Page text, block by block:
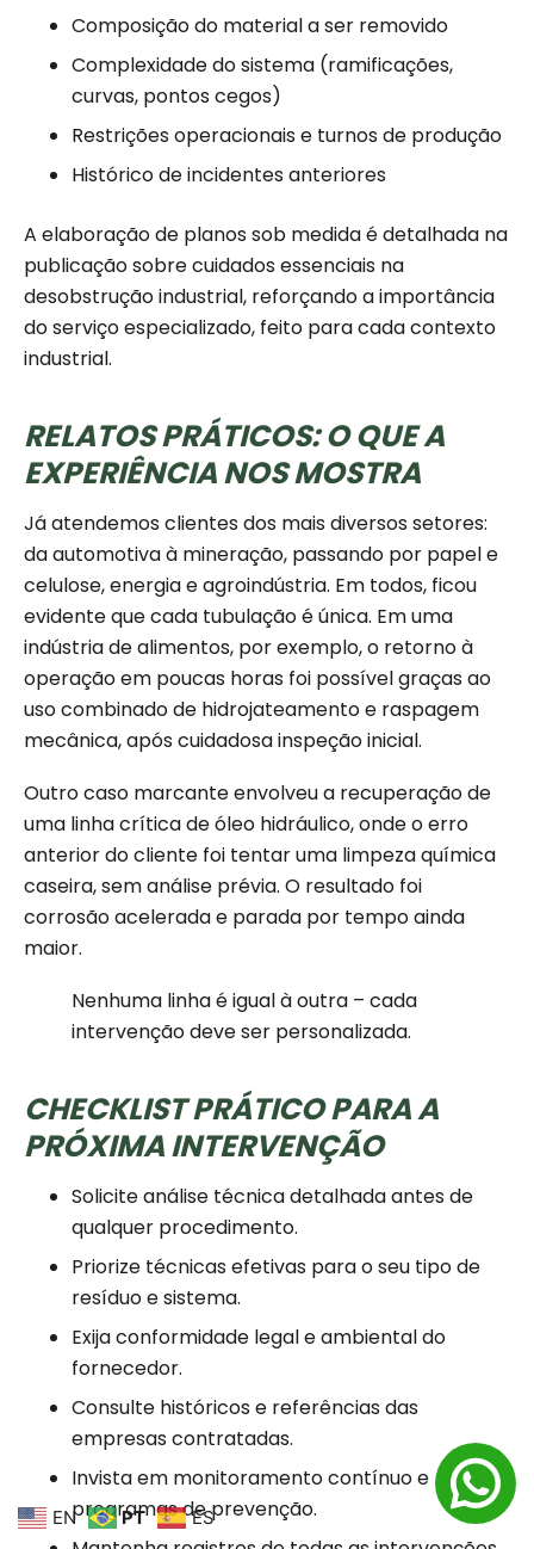
Composição do material a ser removido
Complexidade do sistema (ramificações,
curvas, pontos cegos)
Restrições operacionais e turnos de produção
Histórico de incidentes anteriores
A elaboração de planos sob medida é detalhada na
publicação sobre cuidados essenciais na
desobstrução industrial, reforçando a importância
do serviço especializado, feito para cada contexto
industrial.
RELATOS PRÁTICOS: O QUE A
EXPERIÊNCIA NOS MOSTRA
Já atendemos clientes dos mais diversos setores:
da automotiva à mineração, passando por papel e
celulose, energia e agroindústria. Em todos, ficou
evidente que cada tubulação é única. Em uma
indústria de alimentos, por exemplo, o retorno à
operação em poucas horas foi possível graças ao
uso combinado de hidrojateamento e raspagem
mecânica, após cuidadosa inspeção inicial.
Outro caso marcante envolveu a recuperação de
uma linha crítica de óleo hidráulico, onde o erro
anterior do cliente foi tentar uma limpeza química
caseira, sem análise prévia. O resultado foi
corrosão acelerada e parada por tempo ainda
maior.
Nenhuma linha é igual à outra – cada
intervenção deve ser personalizada.
CHECKLIST PRÁTICO PARA A
PRÓXIMA INTERVENÇÃO
Solicite análise técnica detalhada antes de
qualquer procedimento.
Priorize técnicas efetivas para o seu tipo de
resíduo e sistema.
Exija conformidade legal e ambiental do
fornecedor.
Consulte históricos e referências das
empresas contratadas.
Invista em monitoramento contínuo e
programas de prevenção.
EN PT ES